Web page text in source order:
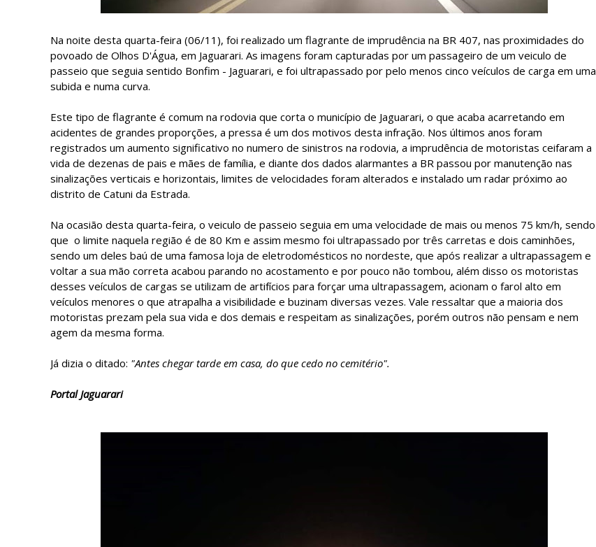
Na noite desta quarta-feira (06/11), foi realizado um flagrante de imprudência na BR 407, nas proximidades do
povoado de Olhos D'Água, em Jaguarari. As imagens foram capturadas por um passageiro de um veiculo de
passeio que seguia sentido Bonfim - Jaguarari, e foi ultrapassado por pelo menos cinco veículos de carga em uma
subida e numa curva.
Este tipo de flagrante é comum na rodovia que corta o município de Jaguarari, o que acaba acarretando em
acidentes de grandes proporções, a pressa é um dos motivos desta infração. Nos últimos anos foram
registrados um aumento significativo no numero de sinistros na rodovia, a imprudência de motoristas ceifaram a
vida de dezenas de pais e mães de família, e diante dos dados alarmantes a BR passou por manutenção nas
sinalizações verticais e horizontais, limites de velocidades foram alterados e instalado um radar próximo ao
distrito de Catuni da Estrada.
Na ocasião desta quarta-feira, o veiculo de passeio seguia em uma velocidade de mais ou menos 75 km/h, sendo
que o limite naquela região é de 80 Km e assim mesmo foi ultrapassado por três carretas e dois caminhões,
sendo um deles baú de uma famosa loja de eletrodomésticos no nordeste, que após realizar a ultrapassagem e
voltar a sua mão correta acabou parando no acostamento e por pouco não tombou, além disso os motoristas
desses veículos de cargas se utilizam de artifícios para forçar uma ultrapassagem, acionam o farol alto em
veículos menores o que atrapalha a visibilidade e buzinam diversas vezes. Vale ressaltar que a maioria dos
motoristas prezam pela sua vida e dos demais e respeitam as sinalizações, porém outros não pensam e nem
agem da mesma forma.
Já dizia o ditado: "Antes chegar tarde em casa, do que cedo no cemitério".
Portal Jaguarari